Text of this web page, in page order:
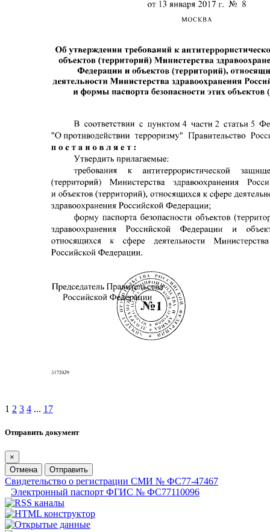
1 2 3 4 ... 17
Отправить документ
×
Отмена
Отправить
Свидетельство о регистрации СМИ № ФС77-47467
Электронный паспорт ФГИС № ФС77110096